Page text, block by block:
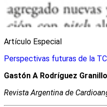
Artículo Especial
Perspectivas futuras de la
Gastón A Rodríguez Granillo
Revista Argentina de